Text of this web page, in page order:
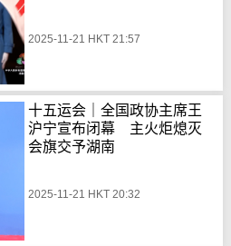
2025-11-21 HKT 21:57
十五运会｜全国政协主席王
沪宁宣布闭幕 主火炬熄灭
会旗交予湖南
2025-11-21 HKT 20:32